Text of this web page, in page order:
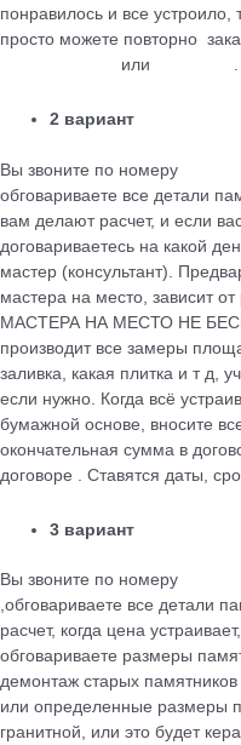
понравилось и все
просто можете повторно
или .
2 вариант
Вы звоните по номеру
обговариваете все детали
вам делают расчет, и если
договариваетесь на какой
мастер (консультант).
мастера на место, зависит
МАСТЕРА НА МЕСТО НЕ
производит все замеры
заливка, какая плитка и т д,
если нужно. Когда всё
бумажной основе, вносите
окончательная сумма в
договоре . Ставятся даты,
3 вариант
Вы звоните по номеру
,обговариваете все детали
расчет, когда цена
обговариваете размеры
демонтаж старых памятников
или определенные размеры
гранитной, или это будет